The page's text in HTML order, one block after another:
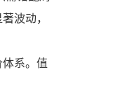
波动，
系。值